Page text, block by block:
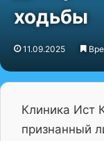
ходьбы
11.09.2025
Клиника Ист
признанный